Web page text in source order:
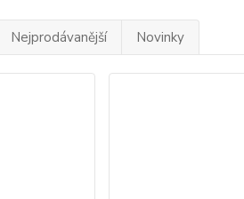
Nejprodávanější Novinky